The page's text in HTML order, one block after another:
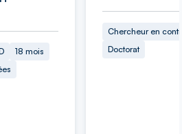
18 mois
Chercheur en
Doctorat